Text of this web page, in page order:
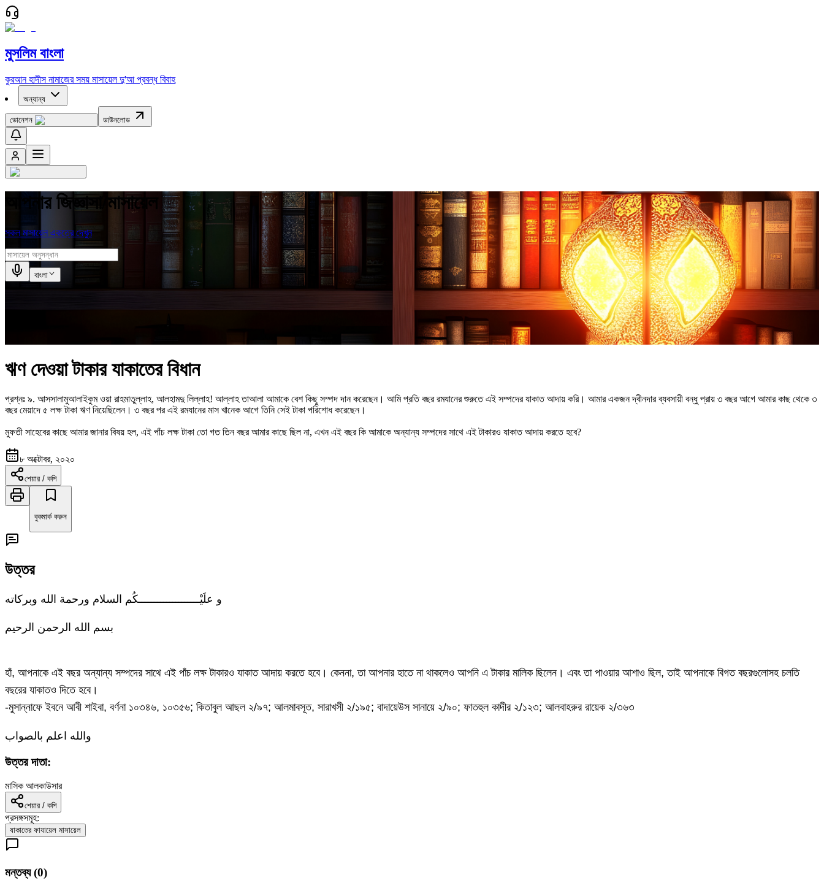
মুসলিম বাংলা
কুরআন হাদীস নামাজের সময় মাসায়েল দু'আ প্রবন্ধ বিবাহ
অন্যান্য
ডোনেশন ডাউনলোড
আপনার জিজ্ঞাসা/মাসায়েল
সকল মাসায়েল একত্রে দেখুন
বাংলা
ঋণ দেওয়া টাকার যাকাতের বিধান
প্রশ্নঃ ৯. আসসালামুআলাইকুম ওয়া রাহমাতুল্লাহ, আলহামদু লিল্লাহ! আল্লাহ তাআলা আমাকে বেশ কিছু সম্পদ দান করেছেন। আমি প্রতি বছর রমযানের শুরুতে এই সম্পদের যাকাত আদায় করি। আমার একজন দ্বীনদার ব্যবসায়ী বন্ধু প্রায় ৩ বছর আগে আমার কাছ থেকে ৩
বছর মেয়াদে ৫ লক্ষ টাকা ঋণ নিয়েছিলেন। ৩ বছর পর এই রমযানের মাস খানেক আগে তিনি সেই টাকা পরিশোধ করেছেন।
মুফতী সাহেবের কাছে আমার জানার বিষয় হল, এই পাঁচ লক্ষ টাকা তো গত তিন বছর আমার কাছে ছিল না, এখন এই বছর কি আমাকে অন্যান্য সম্পদের সাথে এই টাকারও যাকাত আদায় করতে হবে?
৮ অক্টোবর, ২০২০
শেয়ার / কপি
বুকমার্ক করুন
উত্তর
و علَيْــــــــــــــــــــكُم السلام ورحمة الله وبركاته
بسم الله الرحمن الرحيم
হাঁ, আপনাকে এই বছর অন্যান্য সম্পদের সাথে এই পাঁচ লক্ষ টাকারও যাকাত আদায় করতে হবে। কেননা, তা আপনার হাতে না থাকলেও আপনি এ টাকার মালিক ছিলেন। এবং তা পাওয়ার আশাও ছিল, তাই আপনাকে বিগত বছরগুলোসহ চলতি
বছরের যাকাতও দিতে হবে।
-মুসান্নাফে ইবনে আবী শাইবা, বর্ণনা ১০৩৪৬, ১০৩৫৬; কিতাবুল আছল ২/৯৭; আলমাবসূত, সারাখসী ২/১৯৫; বাদায়েউস সানায়ে ২/৯০; ফাতহুল কাদীর ২/১২৩; আলবাহরুর রায়েক ২/৩৬৩
والله اعلم بالصواب
উত্তর দাতা:
মাসিক আলকাউসার
শেয়ার / কপি
প্রসঙ্গসমূহ:
যাকাতের ফাযায়েল মাসায়েল
মন্তব্য (0)